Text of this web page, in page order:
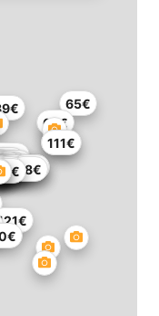
98€
111€
38€
65€
32€
62€
68€
56€